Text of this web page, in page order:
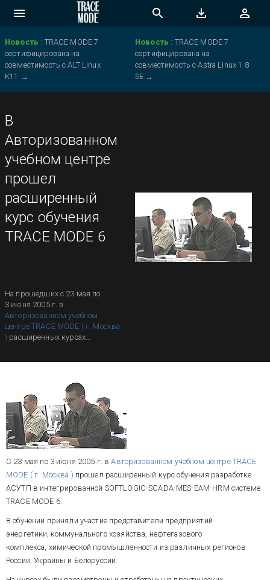
Новость : TRACE MODE 7
сертифицирована на
совместимость с ALT Linux
K11 →
Новость : TRACE MODE 7
сертифицирована на
совместимость с Astra Linux 1.8
SE →
В
Авторизованном
учебном центре
прошел
расширенный
курс обучения
TRACE MODE 6
На прошедших с 23 мая по
3 июня 2005 г. в
Авторизованном учебном
центре TRACE MODE ( г. Москва
) расширенных курсах
TRACE MODE 6 подготовлено
десять сертифицированных
инженеров.
С 23 мая по 3 июня 2005 г. вАвторизованном учебном центре TRACE
MODE ( г. Москва ) прошел расширенный курс обучения разработке
АСУТП в интегрированной SOFTLOGIC-SCADA-MES-EAM-HRM системе
TRACE MODE 6.
В обучении приняли участие представители предприятий
энергетики, коммунального хозяйства, нефтегазового
комплекса, химической промышленности из различных регионов
России, Украины и Белоруссии.